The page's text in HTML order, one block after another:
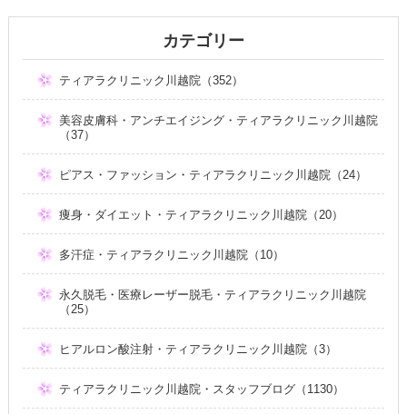
カテゴリー
ティアラクリニック川越院（352）
美容皮膚科・アンチエイジング・ティアラクリニック川越院
（37）
ピアス・ファッション・ティアラクリニック川越院（24）
痩身・ダイエット・ティアラクリニック川越院（20）
多汗症・ティアラクリニック川越院（10）
永久脱毛・医療レーザー脱毛・ティアラクリニック川越院
（25）
ヒアルロン酸注射・ティアラクリニック川越院（3）
ティアラクリニック川越院・スタッフブログ（1130）